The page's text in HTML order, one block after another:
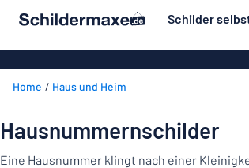
springen Schilder
Herstellung
Kennzeichnung
Unsere
Bestseller
zum
entwerfen
Home Haus und Heim
Hausnummernschilder
Eine Hausnummer klingt nach einer